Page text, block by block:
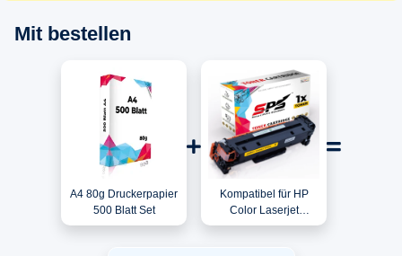
Mit bestellen
A4 80g Druckerpapier
500 Blatt Set
Kompatibel für HP
Color Laserjet
CP2125 / CC532A /